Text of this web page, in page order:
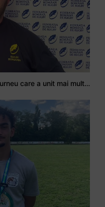
Stejarul Iulian Hartig: A fost un turneu care a unit mai mult echipa